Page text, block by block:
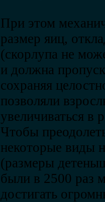
При этом
размер яиц,
(скорлупа не
и должна
сохраняя
позволяли
увеличиваться в
Чтобы
некоторые виды
(размеры
были в 2500 раз
достигать